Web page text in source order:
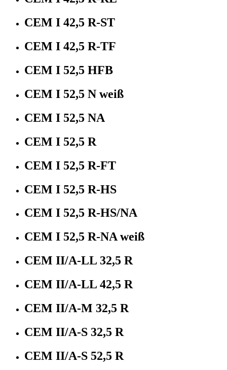
CEM I 42,5 R-ST
CEM I 42,5 R-TF
CEM I 52,5 HFB
CEM I 52,5 N weiß
CEM I 52,5 NA
CEM I 52,5 R
CEM I 52,5 R-FT
CEM I 52,5 R-HS
CEM I 52,5 R-HS/NA
CEM I 52,5 R-NA weiß
CEM II/A-LL 32,5 R
CEM II/A-LL 42,5 R
CEM II/A-M 32,5 R
CEM II/A-S 32,5 R
CEM II/A-S 52,5 R